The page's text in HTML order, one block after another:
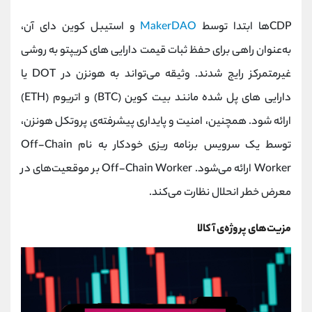
CDP‌ها ابتدا توسط
MakerDAO و استیبل کوین دای آن،
به‌عنوان راهی برای حفظ ثبات قیمت دارایی‌ های کریپتو به روشی
غیرمتمرکز رایج شدند. وثیقه می‌تواند به هونزن در DOT یا
دارایی‌ های پل شده مانند بیت کوین (BTC) و اتریوم (ETH)
ارائه شود. همچنین، امنیت و پایداری پیشرفته‌‌ی پروتکل هونزن،
توسط یک سرویس برنامه‌ ریزی خودکار به نام Off-Chain
Worker ارائه می‌شود. Off-Chain Worker بر موقعیت‌های در
معرض خطر انحلال نظارت می‌کند.
مزیت‌های پروژه‌ی آکالا